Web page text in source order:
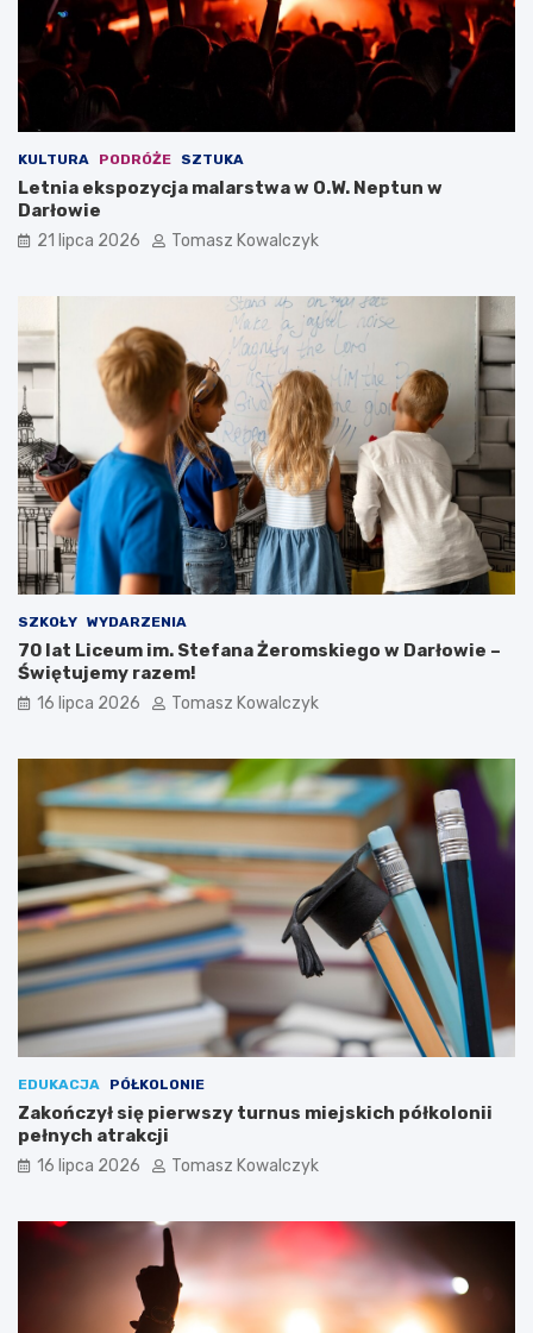
KULTURA PODRÓŻE SZTUKA
Letnia ekspozycja malarstwa w O.W. Neptun w
Darłowie
21 lipca 2026 Tomasz Kowalczyk
SZKOŁY WYDARZENIA
70 lat Liceum im. Stefana Żeromskiego w Darłowie –
Świętujemy razem!
16 lipca 2026 Tomasz Kowalczyk
EDUKACJA PÓŁKOLONIE
Zakończył się pierwszy turnus miejskich półkolonii
pełnych atrakcji
16 lipca 2026 Tomasz Kowalczyk